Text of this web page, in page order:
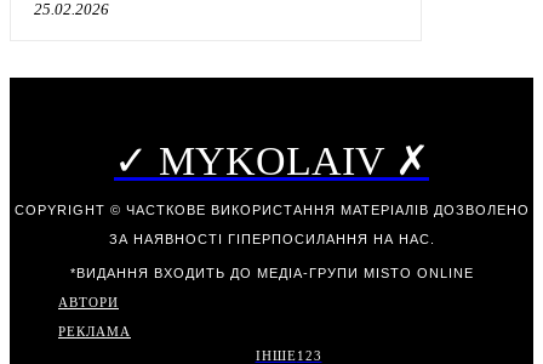
25.02.2026
✓ MYKOLAIV ✗
COPYRIGHT © ЧАСТКОВЕ ВИКОРИСТАННЯ МАТЕРІАЛІВ ДОЗВОЛЕНО
ЗА НАЯВНОСТІ ГІПЕРПОСИЛАННЯ НА НАС.
*ВИДАННЯ ВХОДИТЬ ДО МЕДІА-ГРУПИ MISTO ONLINE
АВТОРИ
РЕКЛАМА
ІНШЕ123